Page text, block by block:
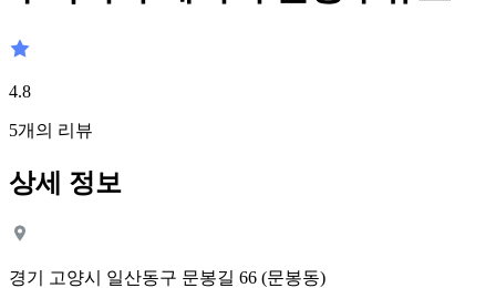
4.8
5개의 리뷰
상세 정보
경기 고양시 일산동구 문봉길 66 (문봉동)